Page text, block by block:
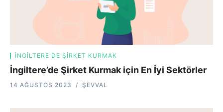
İNGILTERE'DE ŞIRKET KURMAK
İngiltere’de Şirket Kurmak için En İyi Sektörler
14 AĞUSTOS 2023 ŞEVVAL